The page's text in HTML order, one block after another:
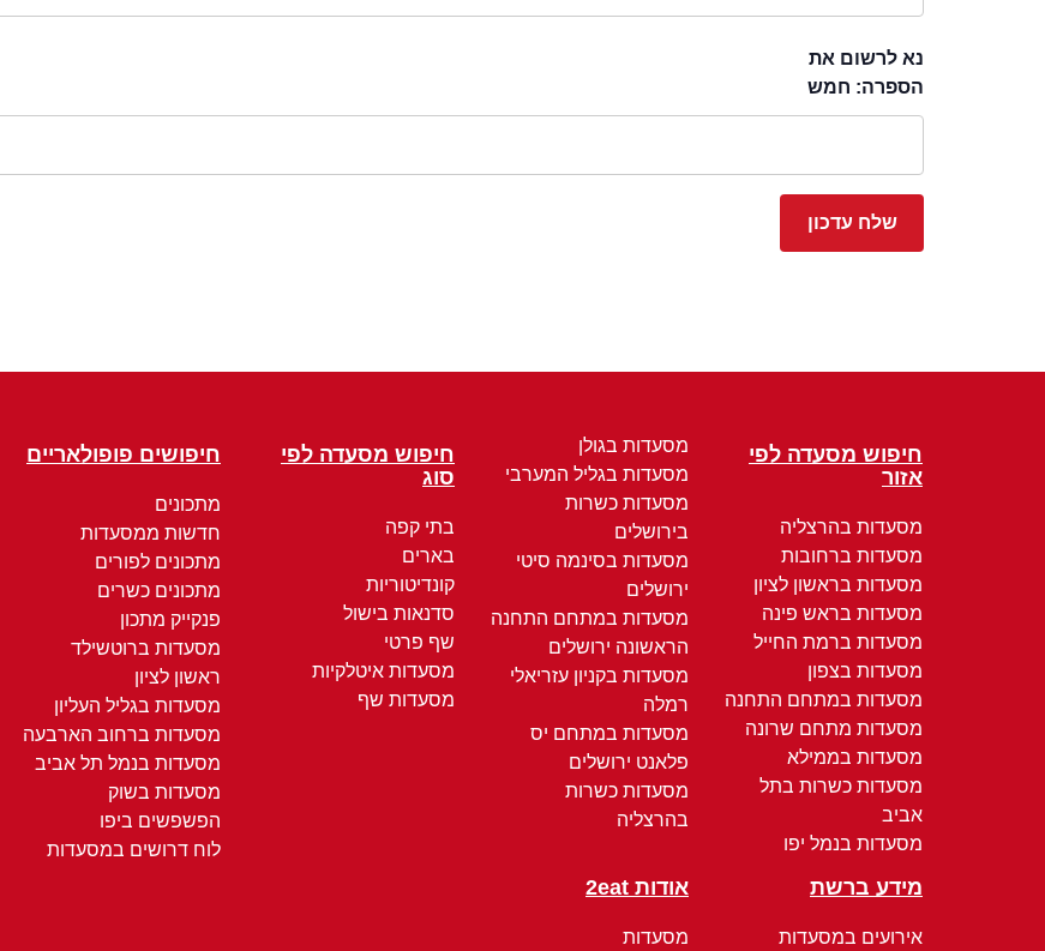
נא לרשום את
הספרה: חמש
חיפוש מסעדה לפי
אזור
מסעדות בהרצליה
מסעדות ברחובות
מסעדות בראשון לציון
מסעדות בראש פינה
מסעדות ברמת החייל
מסעדות בצפון
מסעדות במתחם התחנה
מסעדות מתחם שרונה
מסעדות בממילא
מסעדות כשרות בתל
אביב
מסעדות בנמל יפו
מסעדות בגולן
מסעדות בגליל המערבי
מסעדות כשרות
בירושלים
מסעדות בסינמה סיטי
ירושלים
מסעדות במתחם התחנה
הראשונה ירושלים
מסעדות בקניון עזריאלי
רמלה
מסעדות במתחם יס
פלאנט ירושלים
מסעדות כשרות
בהרצליה
חיפוש מסעדה לפי
סוג
בתי קפה
בארים
קונדיטוריות
סדנאות בישול
שף פרטי
מסעדות איטלקיות
מסעדות שף
חיפושים פופולאריים
מתכונים
חדשות ממסעדות
מתכונים לפורים
מתכונים כשרים
פנקייק מתכון
מסעדות ברוטשילד
ראשון לציון
מסעדות בגליל העליון
מסעדות ברחוב הארבעה
מסעדות בנמל תל אביב
מסעדות בשוק
הפשפשים ביפו
לוח דרושים במסעדות
מידע ברשת
אירועים במסעדות
אודות 2eat
מסעדות